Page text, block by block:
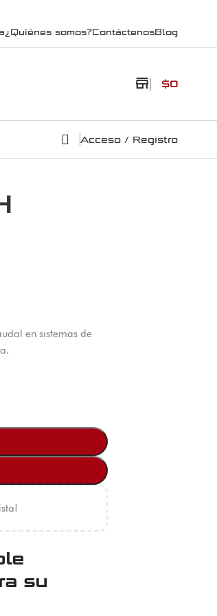
¿Quiénes somos?ContáctenosBlog
store $0
Acceso / Registro
en sistemas de
su